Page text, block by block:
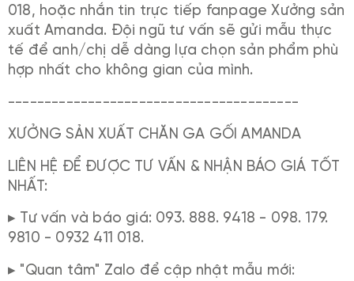
018, hoặc nhắn tin trực tiếp fanpage Xưởng sản
xuất Amanda. Đội ngũ tư vấn sẽ gửi mẫu thực
tế để anh/chị dễ dàng lựa chọn sản phẩm phù
hợp nhất cho không gian của mình.
----------------------------------------
XƯỞNG SẢN XUẤT CHĂN GA GỐI AMANDA
LIÊN HỆ ĐỂ ĐƯỢC TƯ VẤN & NHẬN BÁO GIÁ TỐT
NHẤT:
▸ Tư vấn và báo giá: 093. 888. 9418 - 098. 179.
9810 - 0932 411 018.
▸ "Quan tâm" Zalo để cập nhật mẫu mới: